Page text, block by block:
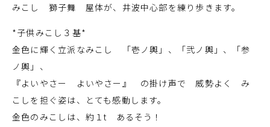
みこし 獅子舞 屋体が、井波中心部を練り歩きます。
*子供みこし３基*
金色に輝く立派なみこし 「壱ノ輿」、「弐ノ輿」、「参
ノ輿」、
『よいやさー よいやさー』 の掛け声で 威勢よく み
こしを担ぐ姿は、とても感動します。
金色のみこしは、約１t あるそう！